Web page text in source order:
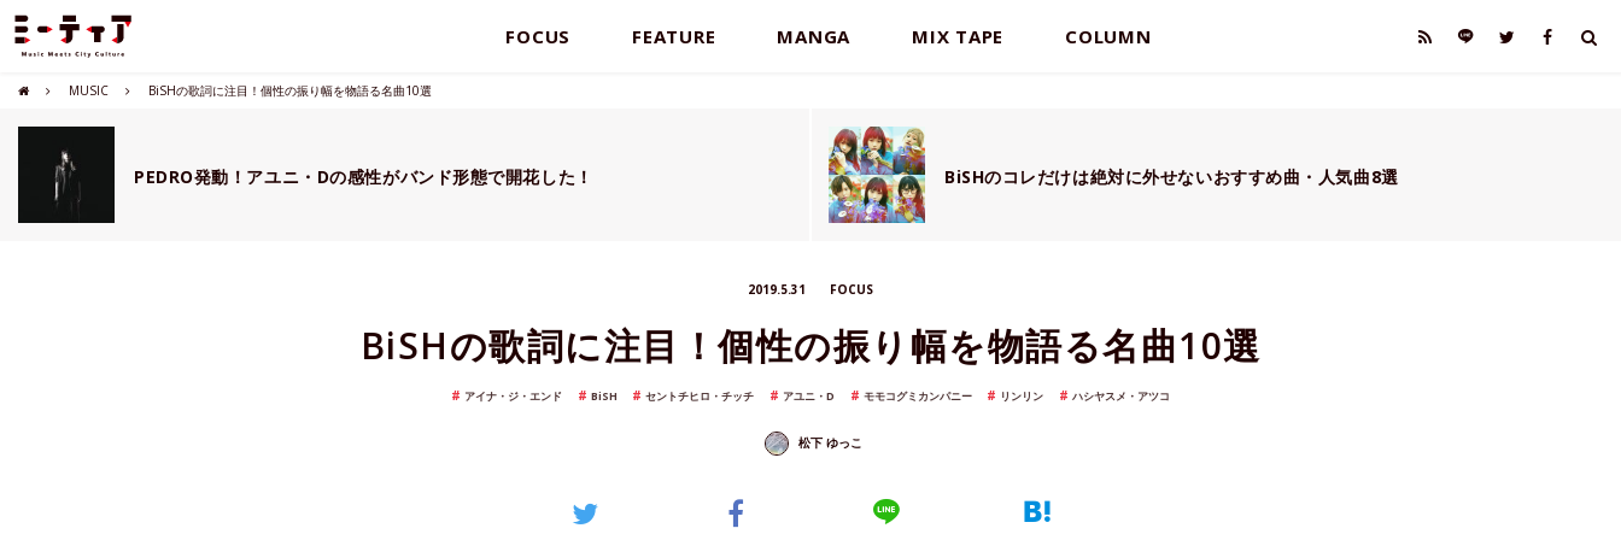
FOCUS FEATURE MANGA MIX TAPE COLUMN
MUSIC BiSHの歌詞に注目！個性の振り幅を物語る名曲10選
PEDRO発動！アユニ・Dの感性がバンド形態で開花した！ BiSHのコレだけは絶対に外せないおすすめ曲・人気曲8選
2019.5.31 FOCUS
BiSHの歌詞に注目！個性の振り幅を物語る名曲10選
アイナ・ジ・エンド BiSH セントチヒロ・チッチ アユニ・D モモコグミカンパニー リンリン ハシヤスメ・アツコ
松下 ゆっこ